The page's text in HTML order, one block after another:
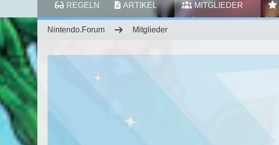
REGELN ARTIKEL MITGLIEDER
Nintendo.Forum Mitglieder